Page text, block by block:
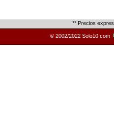
** Precios
© 2002/2022 Solo10.com